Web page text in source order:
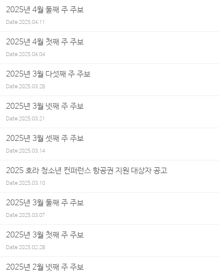
2025년 4월 둘째 주 주보
Date2025.04.11
2025년 4월 첫째 주 주보
Date2025.04.04
2025년 3월 다섯째 주 주보
Date2025.03.28
2025년 3월 넷째 주 주보
Date2025.03.21
2025년 3월 셋째 주 주보
Date2025.03.14
2025 호라 청소년 컨퍼런스 항공권 지원 대상자 공고
Date2025.03.10
2025년 3월 둘째 주 주보
Date2025.03.07
2025년 3월 첫째 주 주보
Date2025.02.28
2025년 2월 넷째 주 주보